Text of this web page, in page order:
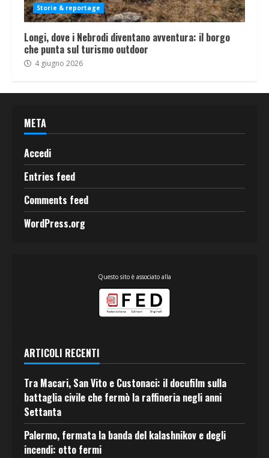
Storie & reportage
Longi, dove i Nebrodi diventano avventura: il borgo
che punta sul turismo outdoor
4 giugno 2026
META
Accedi
Entries feed
Comments feed
WordPress.org
Questo sito è associato alla
ARTICOLI RECENTI
Tra Macari, San Vito e Custonaci: il docufilm sulla
battaglia civile che fermò la raffineria negli anni
Settanta
Palermo, fermata la banda del kalashnikov e degli
incendi: otto fermi